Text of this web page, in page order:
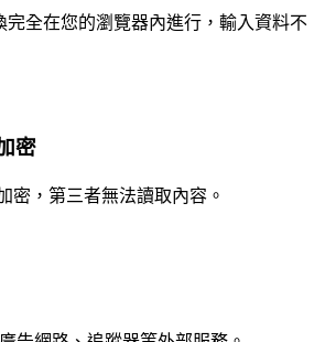
完全在您的瀏覽器內進行，輸入資料不
密
密，第三者無法讀取內容。